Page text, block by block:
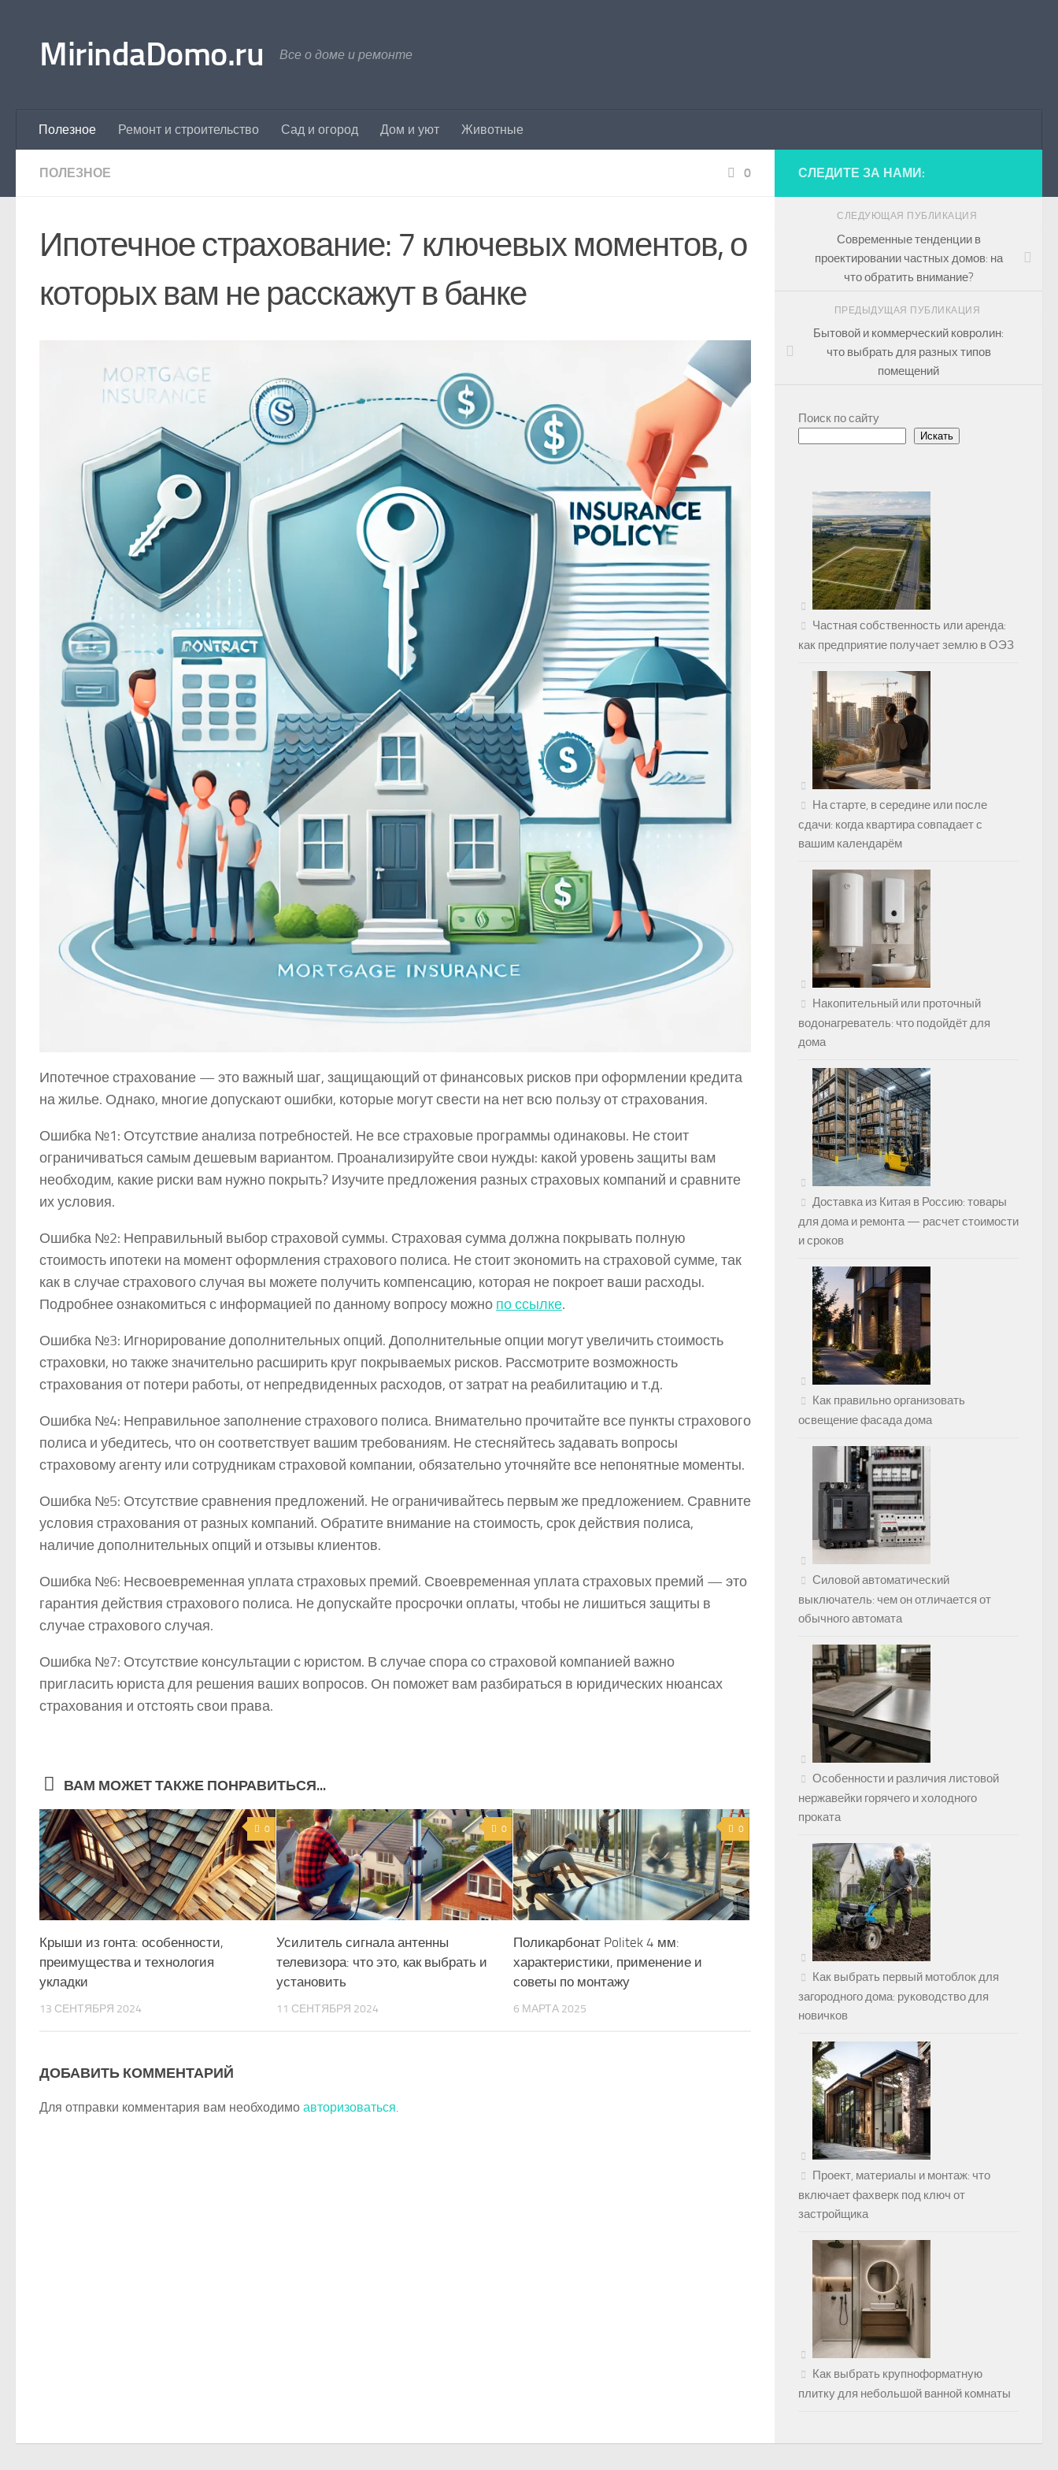
MirindaDomo.ru Все о доме и ремонте
Полезное Ремонт и строительство Сад и огород Дом и уют Животные
ПОЛЕЗНОЕ 0
Ипотечное страхование: 7 ключевых моментов, о
которых вам не расскажут в банке
Ипотечное страхование — это важный шаг, защищающий от финансовых рисков при оформлении кредита
на жилье. Однако, многие допускают ошибки, которые могут свести на нет всю пользу от страхования.
Ошибка №1: Отсутствие анализа потребностей. Не все страховые программы одинаковы. Не стоит
ограничиваться самым дешевым вариантом. Проанализируйте свои нужды: какой уровень защиты вам
необходим, какие риски вам нужно покрыть? Изучите предложения разных страховых компаний и сравните
их условия.
Ошибка №2: Неправильный выбор страховой суммы. Страховая сумма должна покрывать полную
стоимость ипотеки на момент оформления страхового полиса. Не стоит экономить на страховой сумме, так
как в случае страхового случая вы можете получить компенсацию, которая не покроет ваши расходы.
Подробнее ознакомиться с информацией по данному вопросу можно по ссылке.
Ошибка №3: Игнорирование дополнительных опций. Дополнительные опции могут увеличить стоимость
страховки, но также значительно расширить круг покрываемых рисков. Рассмотрите возможность
страхования от потери работы, от непредвиденных расходов, от затрат на реабилитацию и т.д.
Ошибка №4: Неправильное заполнение страхового полиса. Внимательно прочитайте все пункты страхового
полиса и убедитесь, что он соответствует вашим требованиям. Не стесняйтесь задавать вопросы
страховому агенту или сотрудникам страховой компании, обязательно уточняйте все непонятные моменты.
Ошибка №5: Отсутствие сравнения предложений. Не ограничивайтесь первым же предложением. Сравните
условия страхования от разных компаний. Обратите внимание на стоимость, срок действия полиса,
наличие дополнительных опций и отзывы клиентов.
Ошибка №6: Несвоевременная уплата страховых премий. Своевременная уплата страховых премий — это
гарантия действия страхового полиса. Не допускайте просрочки оплаты, чтобы не лишиться защиты в
случае страхового случая.
Ошибка №7: Отсутствие консультации с юристом. В случае спора со страховой компанией важно
пригласить юриста для решения ваших вопросов. Он поможет вам разбираться в юридических нюансах
страхования и отстоять свои права.
ВАМ МОЖЕТ ТАКЖЕ ПОНРАВИТЬСЯ...
0
Крыши из гонта: особенности,
преимущества и технология
укладки
13 СЕНТЯБРЯ 2024
0
Усилитель сигнала антенны
телевизора: что это, как выбрать и
установить
11 СЕНТЯБРЯ 2024
0
Поликарбонат Politek 4 мм:
характеристики, применение и
советы по монтажу
6 МАРТА 2025
ДОБАВИТЬ КОММЕНТАРИЙ
Для отправки комментария вам необходимо авторизоваться
СЛЕДИТЕ ЗА НАМИ:
СЛЕДУЮЩАЯ ПУБЛИКАЦИЯ
Современные тенденции в
проектировании частных домов: на
что обратить внимание?
ПРЕДЫДУЩАЯ ПУБЛИКАЦИЯ
Бытовой и коммерческий ковролин:
что выбрать для разных типов
помещений
Поиск по сайту
Искать
Частная собственность или аренда:
как предприятие получает землю в ОЭЗ
На старте, в середине или после
сдачи: когда квартира совпадает с
вашим календарём
Накопительный или проточный
водонагреватель: что подойдёт для
дома
Доставка из Китая в Россию: товары
для дома и ремонта — расчет стоимости
и сроков
Как правильно организовать
освещение фасада дома
Силовой автоматический
выключатель: чем он отличается от
обычного автомата
Особенности и различия листовой
нержавейки горячего и холодного
проката
Как выбрать первый мотоблок для
загородного дома: руководство для
новичков
Проект, материалы и монтаж: что
включает фахверк под ключ от
застройщика
Как выбрать крупноформатную
плитку для небольшой ванной комнаты